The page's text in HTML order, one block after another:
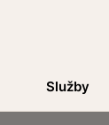
Služby